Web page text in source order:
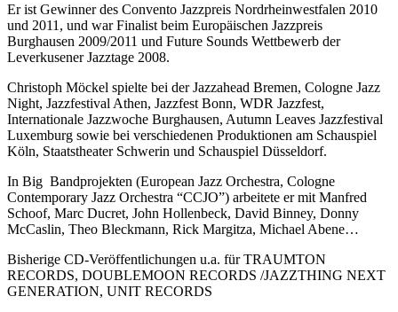
Er ist Gewinner des Convento Jazzpreis Nordrheinwestfalen 2010
und 2011, und war Finalist beim Europäischen Jazzpreis
Burghausen 2009/2011 und Future Sounds Wettbewerb der
Leverkusener Jazztage 2008.
Christoph Möckel spielte bei der Jazzahead Bremen, Cologne Jazz
Night, Jazzfestival Athen, Jazzfest Bonn, WDR Jazzfest,
Internationale Jazzwoche Burghausen, Autumn Leaves Jazzfestival
Luxemburg sowie bei verschiedenen Produktionen am Schauspiel
Köln, Staatstheater Schwerin und Schauspiel Düsseldorf.
In Big Bandprojekten (European Jazz Orchestra, Cologne
Contemporary Jazz Orchestra “CCJO”) arbeitete er mit Manfred
Schoof, Marc Ducret, John Hollenbeck, David Binney, Donny
McCaslin, Theo Bleckmann, Rick Margitza, Michael Abene…
Bisherige CD-Veröffentlichungen u.a. für TRAUMTON
RECORDS, DOUBLEMOON RECORDS /JAZZTHING NEXT
GENERATION, UNIT RECORDS